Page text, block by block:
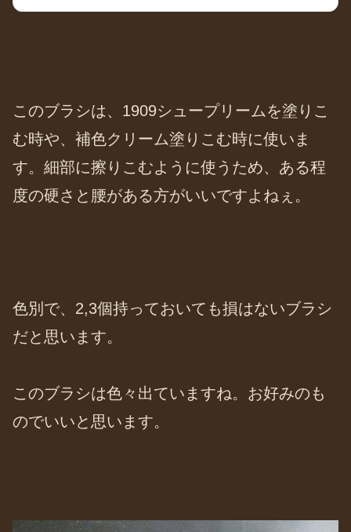
このブラシは、1909シュープリームを塗りこ
む時や、補色クリーム塗りこむ時に使いま
す。細部に擦りこむように使うため、ある程
度の硬さと腰がある方がいいですよねぇ。
色別で、2,3個持っておいても損はないブラシ
だと思います。
このブラシは色々出ていますね。お好みのも
のでいいと思います。